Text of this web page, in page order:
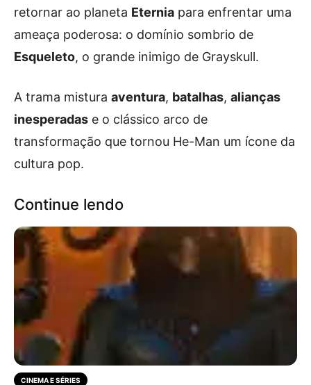
retornar ao planeta Eternia para enfrentar uma
ameaça poderosa: o domínio sombrio de
Esqueleto, o grande inimigo de Grayskull.
A trama mistura aventura, batalhas, alianças
inesperadas e o clássico arco de
transformação que tornou He-Man um ícone da
cultura pop.
Continue lendo
CINEMA E SÉRIES